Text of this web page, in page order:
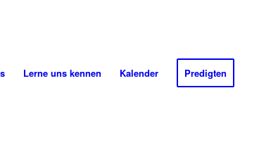
Lerne uns kennen Kalender Predigten